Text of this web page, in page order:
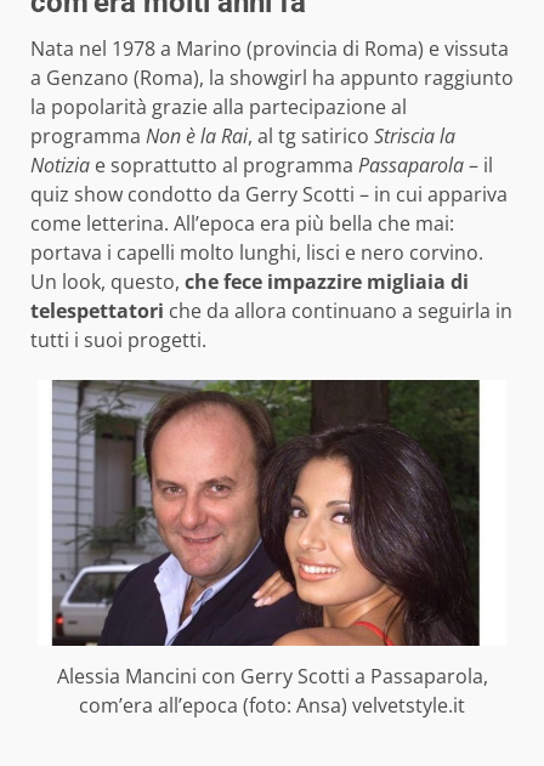
Nata nel 1978 a Marino (provincia di Roma) e vissuta
a Genzano (Roma), la showgirl ha appunto raggiunto
la popolarità grazie alla partecipazione al
programma Non è la Rai, al tg satirico Striscia la
Notizia e soprattutto al programma Passaparola– il
quiz show condotto da Gerry Scotti – in cui appariva
come letterina. All’epoca era più bella che mai:
portava i capelli molto lunghi, lisci e nero corvino.
Un look, questo, che fece impazzire migliaia di
telespettatori che da allora continuano a seguirla in
tutti i suoi progetti.
Alessia Mancini con Gerry Scotti a Passaparola,
com’era all’epoca (foto: Ansa) velvetstyle.it